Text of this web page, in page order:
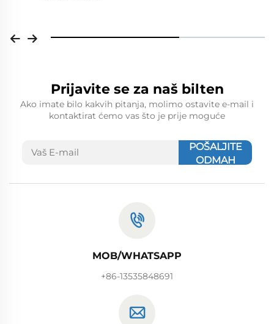
Prijavite se za naš bilten
Ako imate bilo kakvih pitanja, molimo ostavite e-mail i
kontaktirat ćemo vas što je prije moguće
POŠALJITE
ODMAH
MOB/WHATSAPP
+86-13535848691